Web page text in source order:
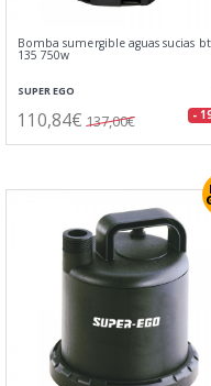
Bomba sumergible aguas sucias
135 750w
SUPER EGO
110,84€ 137,00€ -